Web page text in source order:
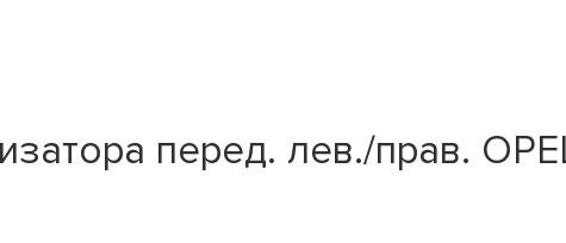
перед. лев./прав.